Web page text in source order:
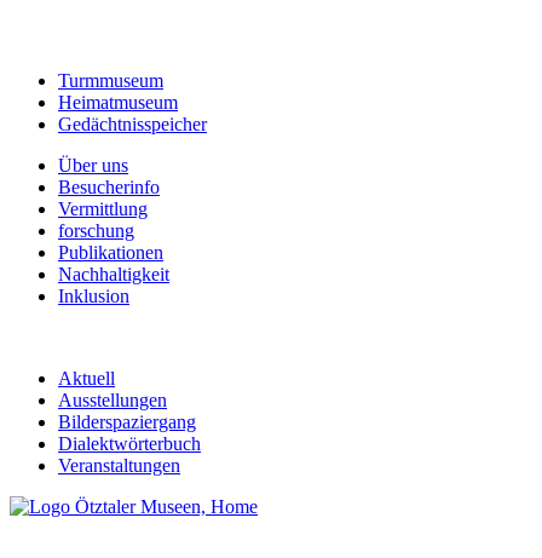
Turmmuseum
Heimatmuseum
Gedächtnisspeicher
Über uns
Besucherinfo
Vermittlung
forschung
Publikationen
Nachhaltigkeit
Inklusion
Aktuell
Ausstellungen
Bilderspaziergang
Dialektwörterbuch
Veranstaltungen